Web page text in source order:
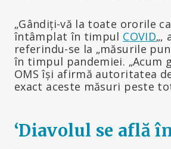
„Gândiți-vă la toate ororile
întâmplat în timpul COVID„,
referindu-se la „măsurile
în timpul pandemiei. „Acum
OMS își afirmă autoritatea
exact aceste măsuri peste
‘Diavolul se află